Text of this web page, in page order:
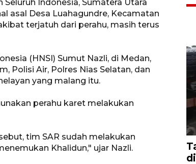
Indonesia, Sumatera Utara
asal Desa Luahagundre, Kecamatan
terjatuh dari perahu, masih terus
(HNSI) Sumut Nazli, di Medan,
Polisi Air, Polres Nias Selatan, dan
yang malang itu.
perahu karet melakukan
tim SAR sudah melakukan
Khalidun," ujar Nazli.